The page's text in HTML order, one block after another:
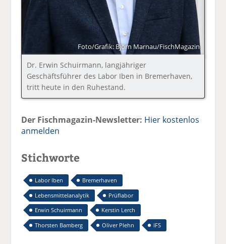
Foto/Grafik: Björn Marnau/FischMagazin
Dr. Erwin Schuirmann, langjähriger
Geschäftsführer des Labor Iben in Bremerhaven,
tritt heute in den Ruhestand.
Der Fischmagazin-Newsletter: Hier kostenlos
anmelden
Stichworte
Labor Iben
Bremerhaven
Lebensmittelanalytik
Prüflabor
Erwin Schuirmann
Kerstin Lerch
Thorsten Bamberg
Oliver Plehn IFS